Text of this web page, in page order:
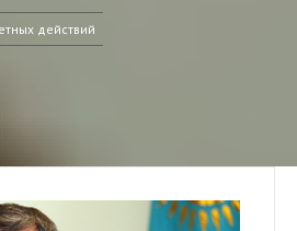
действий